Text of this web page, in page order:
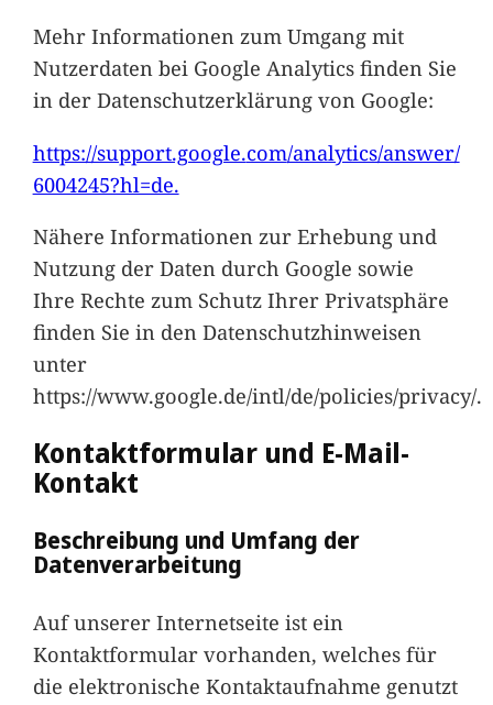
Mehr Informationen zum Umgang mit
Nutzerdaten bei Google Analytics finden Sie
in der Datenschutzerklärung von Google:
https://support.google.com/analytics/answer/
6004245?hl=de.
Nähere Informationen zur Erhebung und
Nutzung der Daten durch Google sowie
Ihre Rechte zum Schutz Ihrer Privatsphäre
finden Sie in den Datenschutzhinweisen
unter
https://www.google.de/intl/de/policies/privacy/.
Kontaktformular und E-Mail-
Kontakt
Beschreibung und Umfang der
Datenverarbeitung
Auf unserer Internetseite ist ein
Kontaktformular vorhanden, welches für
die elektronische Kontaktaufnahme genutzt